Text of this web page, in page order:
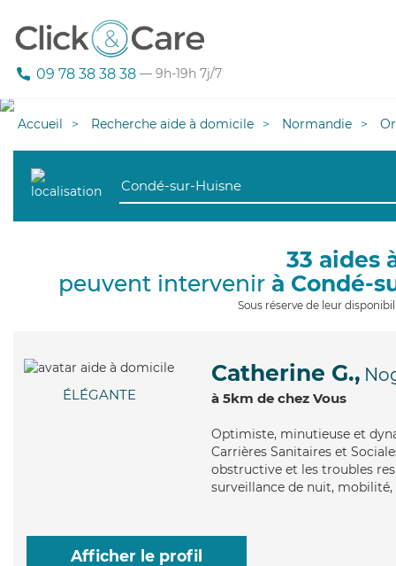
09 78 38 38 38 — 9h-19h 7j/7
Accueil Recherche aide à domicile Normandie
33 aides
peuvent intervenir à Condé-
Sous réserve de leur
ÉLÉGANTE
Catherine G.,
à 5km de chez Vous
Optimiste, minutieuse et
Carrières Sanitaires et
obstructive et les troubles
surveillance de nuit,
Afficher le profil